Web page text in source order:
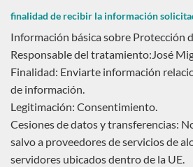
finalidad de recibir la información
Información básica sobre Protección
Responsable del tratamiento:José
Finalidad: Enviarte información
de información.
Legitimación: Consentimiento.
Cesiones de datos y transferencias:
salvo a proveedores de servicios de
servidores ubicados dentro de la UE.